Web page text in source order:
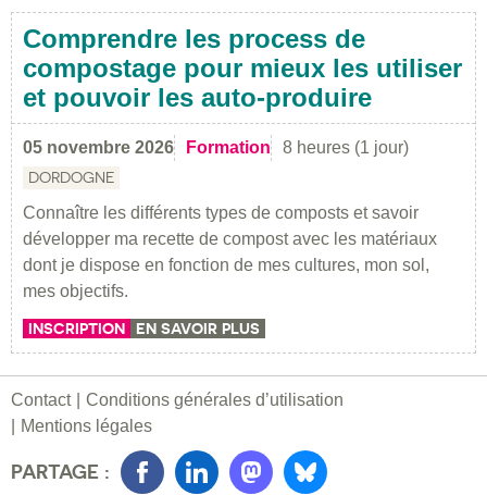
Comprendre les process de
compostage pour mieux les utiliser
et pouvoir les auto-produire
05 novembre 2026 Formation 8 heures (1 jour)
DORDOGNE
Connaître les différents types de composts et savoir
développer ma recette de compost avec les matériaux
dont je dispose en fonction de mes cultures, mon sol,
mes objectifs.
INSCRIPTION EN SAVOIR PLUS
Contact
Conditions générales d’utilisation
Mentions légales
PARTAGE :
FacebookLinkedInMastondon
Bluesky